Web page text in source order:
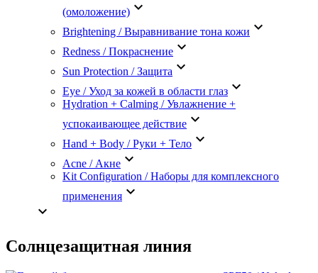
(омоложение) keyboard_arrow_down
Brightening / Выравнивание тона кожи keyboard_arrow_down
Redness / Покраснение keyboard_arrow_down
Sun Protection / Защита keyboard_arrow_down
Eye / Уход за кожей в области глаз keyboard_arrow_down
Hydration + Calming / Увлажнение +
успокаивающее действие keyboard_arrow_down
Hand + Body / Руки + Тело keyboard_arrow_down
Acne / Акне keyboard_arrow_down
Kit Configuration / Наборы для комплексного
применения keyboard_arrow_down
keyboard_arrow_down
Солнцезащитная линия